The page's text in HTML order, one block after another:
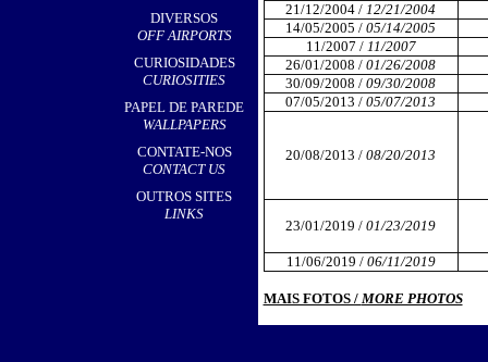
DIVERSOS
OFF AIRPORTS
CURIOSIDADES
CURIOSITIES
PAPEL DE PAREDE
WALLPAPERS
CONTATE-NOS
CONTACT US
OUTROS SITES
LINKS
21/12/2004 / 12/21/2004
14/05/2005 / 05/14/2005
11/2007 / 11/2007
26/01/2008 / 01/26/2008
30/09/2008 / 09/30/2008
07/05/2013 / 05/07/2013
20/08/2013 / 08/20/2013
23/01/2019 / 01/23/2019
11/06/2019 / 06/11/2019
MAIS FOTOS / MORE PHOTOS